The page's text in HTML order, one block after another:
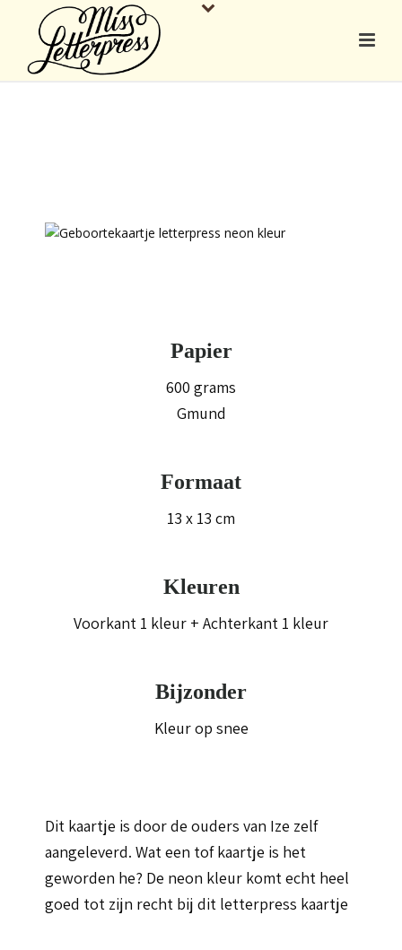
Papier
600 grams
Gmund
Formaat
13 x 13 cm
Kleuren
Voorkant 1 kleur + Achterkant 1 kleur
Bijzonder
Kleur op snee
Dit kaartje is door de ouders van Ize zelf
aangeleverd. Wat een tof kaartje is het
geworden he? De neon kleur komt echt heel
goed tot zijn recht bij dit letterpress kaartje